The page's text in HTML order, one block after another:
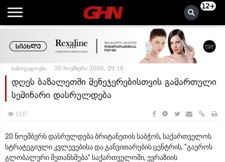
12+
საზოგადოება 20 ნოემბერი 2009, 09:16
დღეს ბაზალეთში მენეჯერებისთვის გამართული
სემინარი დასრულდება
1337
20 ნოემბერს დასრულდება ბრიტანეთის საბჭოს, საქართველოს
სტრატეგიული კვლევებისა და განვითარების ცენტრის, "გაეროს
გლობალური შეთანხმება" საქართველოში, ევრაზიის